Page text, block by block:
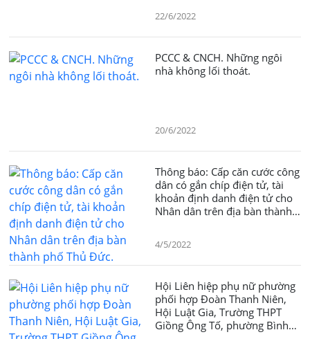
22/6/2022
PCCC & CNCH. Những ngôi
nhà không lối thoát.
20/6/2022
Thông báo: Cấp căn cước công
dân có gắn chíp điện tử, tài
khoản định danh điện tử cho
Nhân dân trên địa bàn thành
4/5/2022
Hội Liên hiệp phụ nữ phường
phối hợp Đoàn Thanh Niên,
Hội Luật Gia, Trường THPT
Giồng Ông Tố, phường Bình